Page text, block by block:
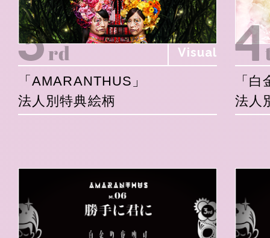
Visual
「AMARANTHUS」
法人別特典絵柄
「
法人